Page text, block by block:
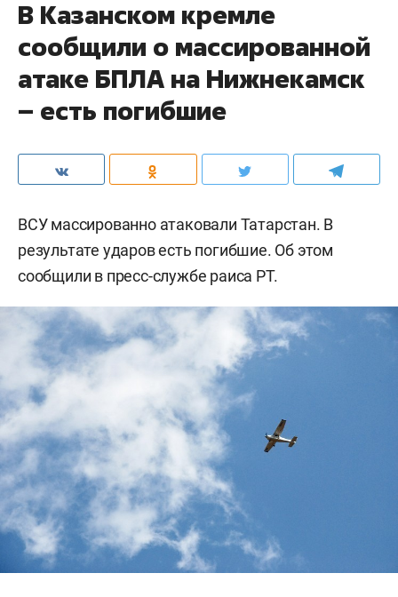
В Казанском кремле
сообщили о массированной
атаке БПЛА на Нижнекамск
– есть погибшие
ВСУ массированно атаковали Татарстан. В
результате ударов есть погибшие. Об этом
сообщили в пресс-службе раиса РТ.